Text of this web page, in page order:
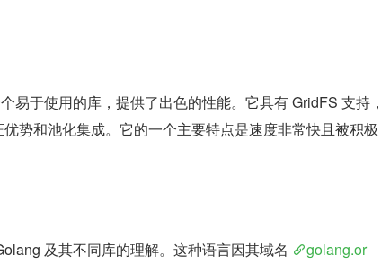
易于使用的库，提供了出色的性能。它具有 GridFS 支持，
势和池化集成。它的一个主要特点是速度非常快且被积极
及其不同库的理解。这种语言因其域名
golang.or